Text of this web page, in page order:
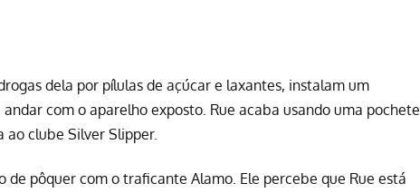
dela por pílulas de açúcar e laxantes, instalam um
com o aparelho exposto. Rue acaba usando uma pochete
clube Silver Slipper.
pôquer com o traficante Alamo. Ele percebe que Rue está